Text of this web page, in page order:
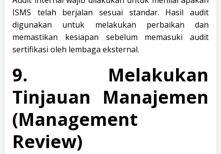
ISMS telah berjalan sesuai standar. Hasil audit
digunakan untuk melakukan perbaikan dan
memastikan kesiapan sebelum memasuki audit
sertifikasi oleh lembaga eksternal.
9. Melakukan
Tinjauan Manajemen
(Management
Review)